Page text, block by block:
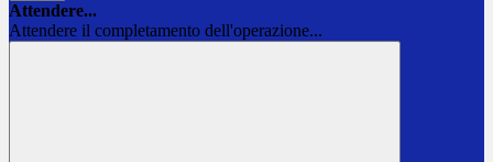
Attendere...
Attendere il completamento dell'operazione...